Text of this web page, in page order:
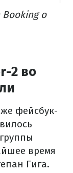
о
2 во
фейсбук-
время
Гига.